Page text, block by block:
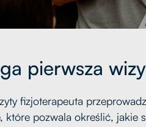
pierwsza
fizjoterapeuta
które pozwala określić, jakie